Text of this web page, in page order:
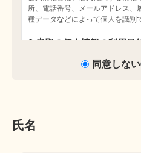
同意しない
氏名